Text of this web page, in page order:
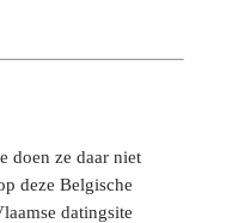
doen ze daar niet
deze Belgische
datingsite